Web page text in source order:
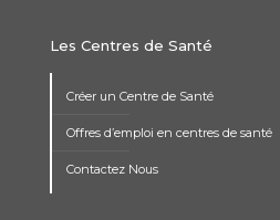
Les Centres de Santé
Créer un Centre de Santé
Offres d’emploi en centres de santé
Contactez Nous